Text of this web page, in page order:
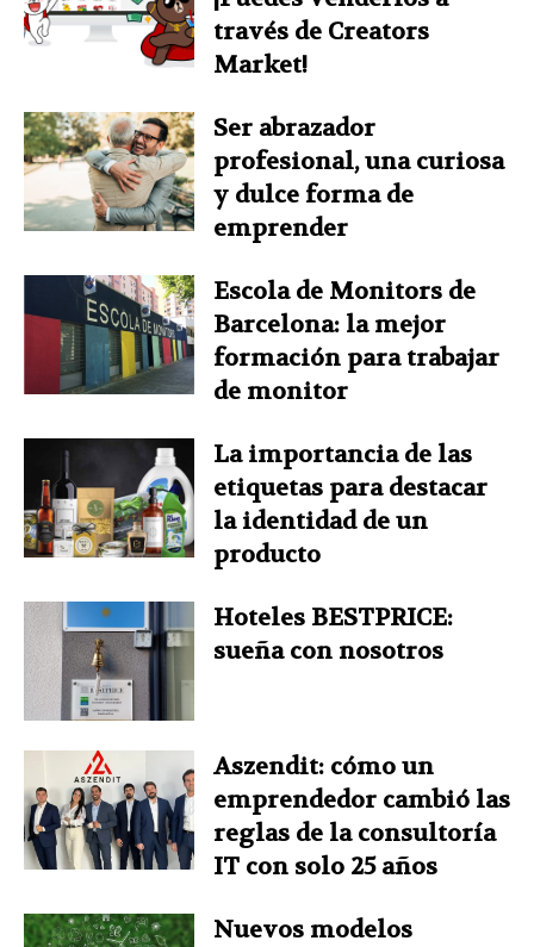
través de Creators
Market!
Ser abrazador
profesional, una curiosa
y dulce forma de
emprender
Escola de Monitors de
Barcelona: la mejor
formación para trabajar
de monitor
La importancia de las
etiquetas para destacar
la identidad de un
producto
Hoteles BESTPRICE:
sueña con nosotros
Aszendit: cómo un
emprendedor cambió las
reglas de la consultoría
IT con solo 25 años
Nuevos modelos